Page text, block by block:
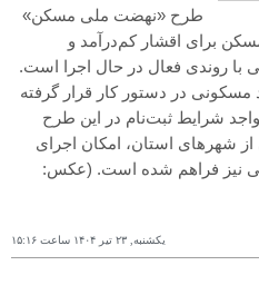
طرح «نهضت ملی مسکن»
برای اقشار کم‌درآمد و
روندی فعال در حال اجرا است.
ساخت ۳۷ هزار و ۹۱۰ واحد مسکونی در دستور کار قرار گرفته
واجد شرایط ثبت‌نام در این طرح
شهرهای استان، امکان اجرای
نیز فراهم شده است. (عکس:
یکشنبه, ٢٣ تیر ١۴۰۴ ساعت ١۵:١۶